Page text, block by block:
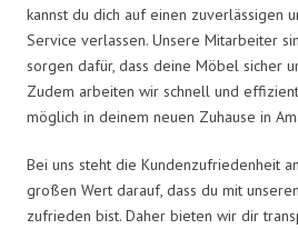
kannst du dich auf einen zuverlässigen
Service verlassen. Unsere Mitarbeiter
sorgen dafür, dass deine Möbel sicher
Zudem arbeiten wir schnell und
möglich in deinem neuen Zuhause in
Bei uns steht die Kundenzufriedenheit
großen Wert darauf, dass du mit
zufrieden bist. Daher bieten wir dir